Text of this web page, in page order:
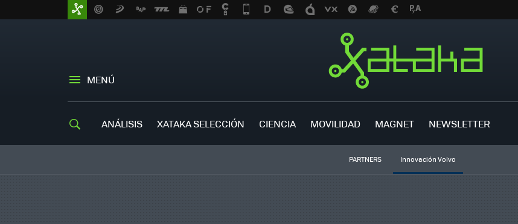
MENÚ
ANÁLISIS XATAKA SELECCIÓN CIENCIA MOVILIDAD MAGNET NEWSLETTER
PARTNERS Innovación Volvo